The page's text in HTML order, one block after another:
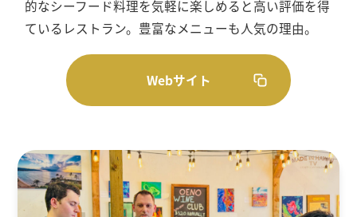
的なシーフード料理を気軽に楽しめると高い評価を得
ているレストラン。豊富なメニューも人気の理由。
Webサイト